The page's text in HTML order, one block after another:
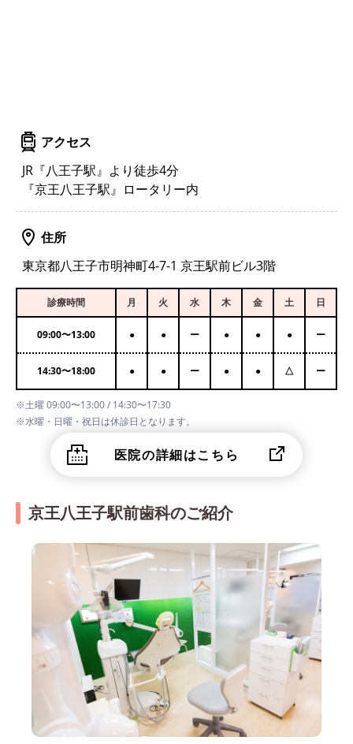
アクセス
JR『八王子駅』より徒歩4分
『京王八王子駅』ロータリー内
住所
東京都八王子市明神町4-7-1 京王駅前ビル3階
診療時間 月 火 水 木 金 土 日
09:00〜13:00 ● ● ー ● ● ● ー
14:30〜18:00 ● ● ー ● ● △ ー
※土曜 09:00〜13:00 / 14:30〜17:30
※水曜・日曜・祝日は休診日となります。
医院の詳細はこちら
京王八王子駅前歯科のご紹介